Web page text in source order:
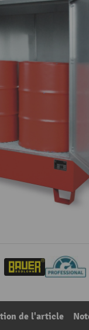
de l'article